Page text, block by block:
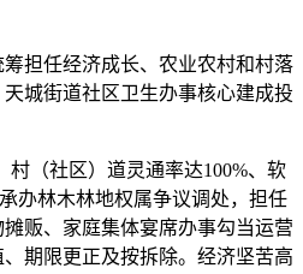
担任经济成长、农业农村和村落
城街道社区卫生办事核心建成投
（社区）道灵通率达100%、软
办林木林地权属争议调处，担任
贩、家庭集体宴席办事勾当运营
期限更正及按拆除。经济坚苦高